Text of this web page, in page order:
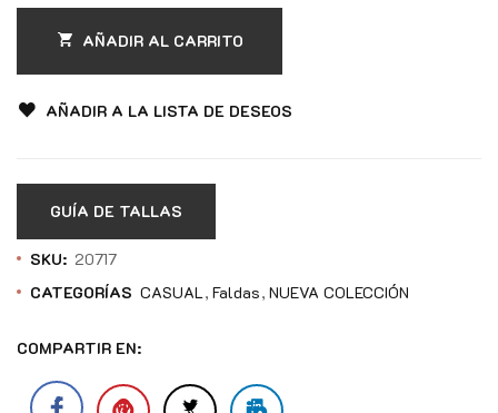
AÑADIR AL CARRITO
AÑADIR A LA LISTA DE DESEOS
GUÍA DE TALLAS
SKU: 20717
CATEGORÍAS CASUAL Faldas NUEVA COLECCIÓN
COMPARTIR EN: